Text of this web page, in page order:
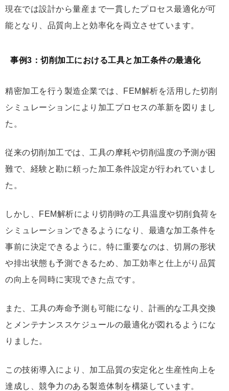
現在では設計から量産まで一貫したプロセス最適化が可
能となり、品質向上と効率化を両立させています。
事例3：切削加工における工具と加工条件の最適化
精密加工を行う製造企業では、FEM解析を活用した切削
シミュレーションにより加工プロセスの革新を図りまし
た。
従来の切削加工では、工具の摩耗や切削温度の予測が困
難で、経験と勘に頼った加工条件設定が行われていまし
た。
しかし、FEM解析により切削時の工具温度や切削負荷を
シミュレーションできるようになり、最適な加工条件を
事前に決定できるように。特に重要なのは、切屑の形状
や排出状態も予測できるため、加工効率と仕上がり品質
の向上を同時に実現できた点です。
また、工具の寿命予測も可能になり、計画的な工具交換
とメンテナンススケジュールの最適化が図れるようにな
りました。
この技術導入により、加工品質の安定化と生産性向上を
達成し、競争力のある製造体制を構築しています。